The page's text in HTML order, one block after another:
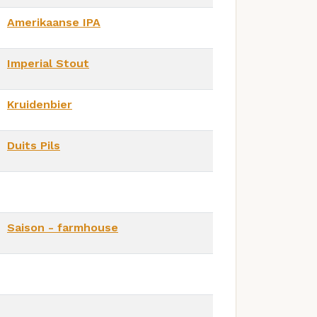
Amerikaanse IPA
Imperial Stout
Kruidenbier
Duits Pils
Saison - farmhouse